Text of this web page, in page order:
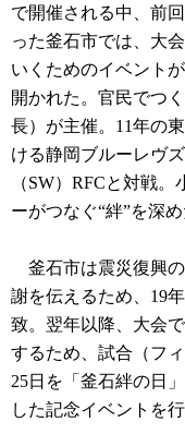
で開催される中、前
った釜石市では、大
いくためのイベント
開かれた。官民でつ
長）が主催。11年の
ける静岡ブルーレヴ
（SW）RFCと対戦
ーがつなぐ“絆”を深め
釜石市は震災復興
謝を伝えるため、19
致。翌年以降、大会
するため、試合（フ
25日を「釜石絆の日
した記念イベントを